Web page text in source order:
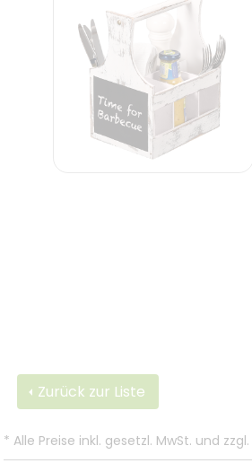
Zurück zur Liste
* Alle Preise inkl. gesetzl. MwSt. und zzgl.